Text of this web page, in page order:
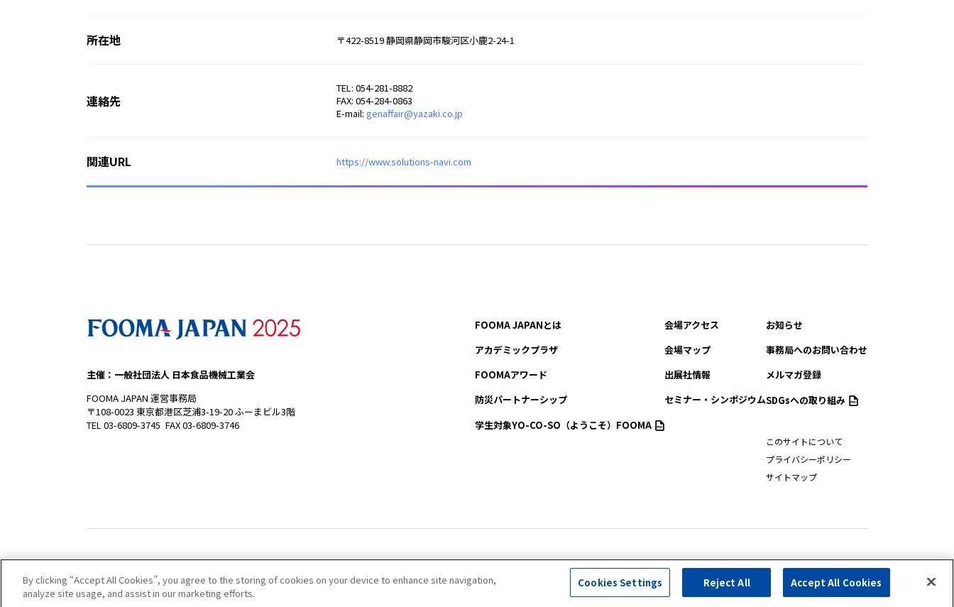
所在地 〒422-8519 静岡県静岡市駿河区小鹿2-24-1
連絡先
TEL: 054-281-8882
FAX: 054-284-0863
E-mail: genaffair@yazaki.co.jp
関連URL https://www.solutions-navi.com
主催：一般社団法人 日本食品機械工業会
FOOMA JAPAN 運営事務局
〒108-0023 東京都港区芝浦3-19-20 ふーまビル3階
TEL 03-6809-3745 FAX 03-6809-3746
FOOMA JAPANとは
アカデミックプラザ
FOOMAアワード
防災パートナーシップ
学生対象YO-CO-SO （ようこそ）FOOMA
会場アクセス
会場マップ
出展社情報
セミナー・シンポジウム
お知らせ
事務局へのお問い合わせ
メルマガ登録
SDGsへの取り組み
このサイトについて
プライバシーポリシー
サイトマップ
All Right Reserved. Copyright (c) FOOMA JAPAN Secretariat
By clicking “Accept All Cookies”, you agree to the storing of cookies on your device to enhance site navigation,
analyze site usage, and assist in our marketing efforts.
Cookies Settings Reject All Accept All Cookies